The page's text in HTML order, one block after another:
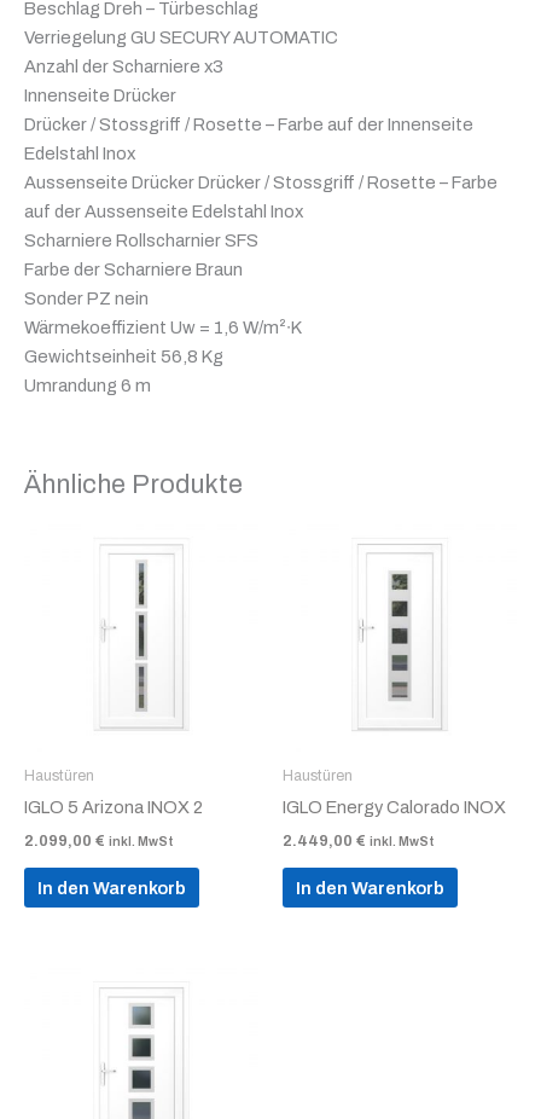
Beschlag Dreh – Türbeschlag
Verriegelung GU SECURY AUTOMATIC
Anzahl der Scharniere x3
Innenseite Drücker
Drücker / Stossgriff / Rosette – Farbe auf der Innenseite
Edelstahl Inox
Aussenseite Drücker Drücker / Stossgriff / Rosette – Farbe
auf der Aussenseite Edelstahl Inox
Scharniere Rollscharnier SFS
Farbe der Scharniere Braun
Sonder PZ nein
Wärmekoeffizient Uw = 1,6 W/m²∙K
Gewichtseinheit 56,8 Kg
Umrandung 6 m
Ähnliche Produkte
Haustüren
IGLO 5 Arizona INOX 2
2.099,00 € inkl. MwSt
In den Warenkorb
Haustüren
IGLO Energy Calorado INOX
2.449,00 € inkl. MwSt
In den Warenkorb